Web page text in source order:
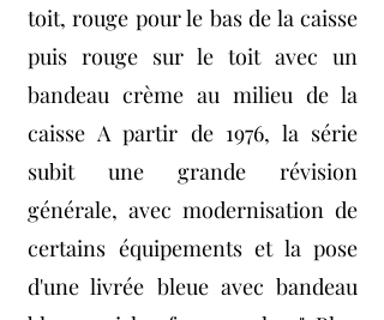
toit, rouge pour le bas de la caisse
puis rouge sur le toit avec un
bandeau crème au milieu de la
caisse A partir de 1976, la série
subit une grande révision
générale, avec modernisation de
certains équipements et la pose
d'une livrée bleue avec bandeau